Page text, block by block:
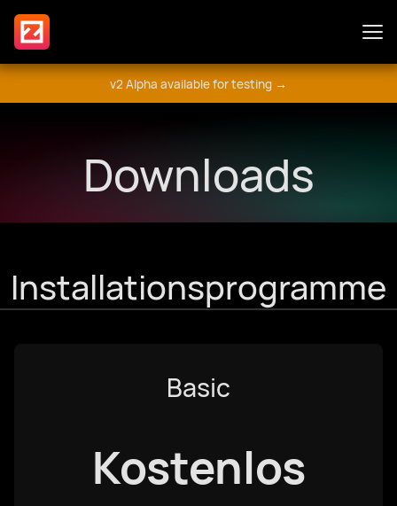
Funktionen
Engagieren Sie sich
Herunterladen
v2 Alpha available for testing →
Downloads
Installationsprogramme
Basic
Kostenlos